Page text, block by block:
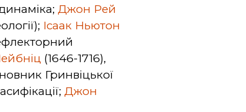
Джон Рей
Ісаак Ньютон
(1646-1716),
Гринвіцької
Джон